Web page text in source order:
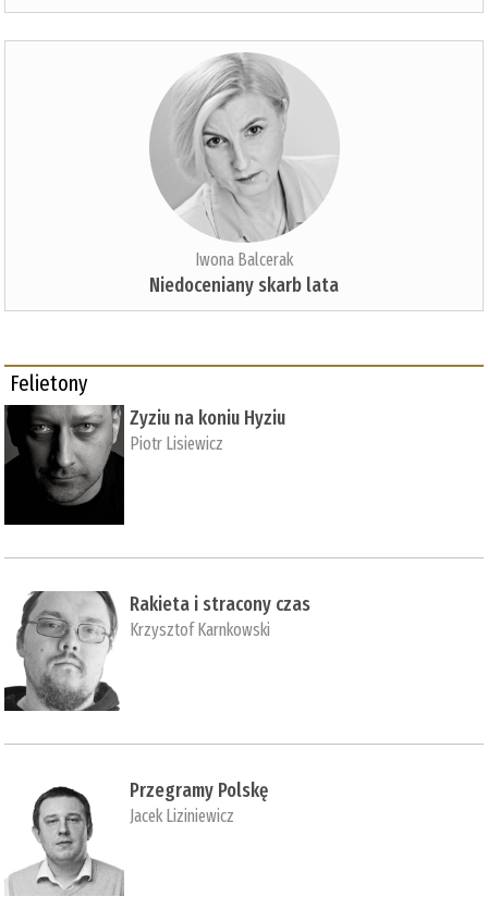
Iwona Balcerak
Niedoceniany skarb lata
Felietony
Zyziu na koniu Hyziu
Piotr Lisiewicz
Rakieta i stracony czas
Krzysztof Karnkowski
Przegramy Polskę
Jacek Liziniewicz